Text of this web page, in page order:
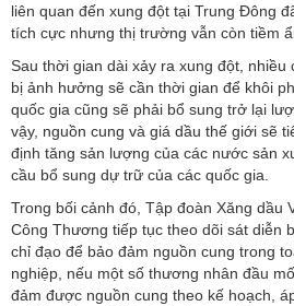
liên quan đến xung đột tại Trung Đông
tích cực nhưng thị trường vẫn còn tiềm
Sau thời gian dài xảy ra xung đột,
bị ảnh hưởng sẽ cần thời gian để khôi
quốc gia cũng sẽ phải bổ sung trở lại
vậy, nguồn cung và giá dầu thế giới sẽ
định tăng sản lượng của các nước sản
cầu bổ sung dự trữ của các quốc gia.
Trong bối cảnh đó, Tập đoàn Xăng dầu
Công Thương tiếp tục theo dõi sát diễn
chỉ đạo để bảo đảm nguồn cung trong
nghiệp, nếu một số thương nhân đầu
đảm được nguồn cung theo kế hoạch,